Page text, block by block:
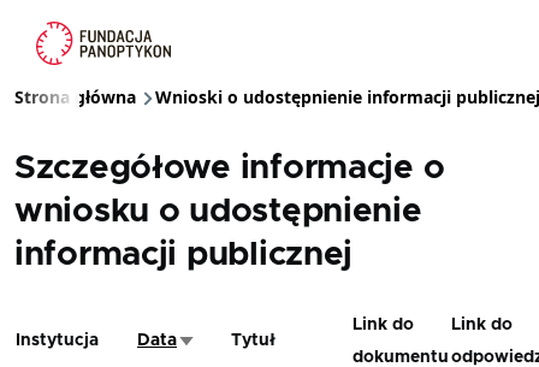
Ścieżka nawigacyjna
Strona główna Wnioski o udostępnienie informacji publicznej
Szczegółowe informacje o
wniosku o udostępnienie
informacji publicznej
Instytucja DataSortuj rosnąco
Tytuł
Link do
dokumentu
Link do